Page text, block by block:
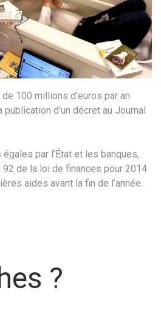
100 millions d’euros par an
d’un décret au Journal
par l’État et les banques,
92 de la loi de finances pour 2014
aides avant la fin de l’année.
?